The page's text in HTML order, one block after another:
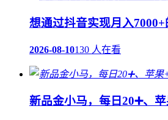
想通过抖音实现月入
2026-08-10130 人在看
新品金小马，每日20➕、